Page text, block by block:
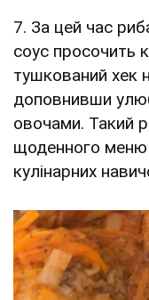
7. За цей час
соус просочить
тушкований хек
доповнивши
овочами. Такий
щоденного меню
кулінарних